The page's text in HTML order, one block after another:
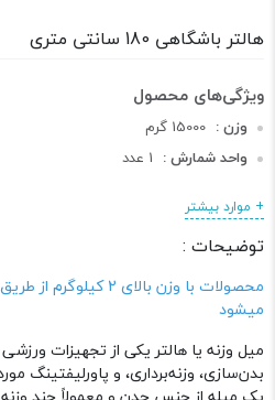
هالتر باشگاهی 180 سانتی متری
وزن : 15000 گرم
واحد شمارش : 1 عدد
عرض : 3 سانتی متر
ارتفاع : 3 سانتی متر
دسته : میله و هالتر
+ موارد بیشتر
توضیحات :
محصولات با وزن بالای 2
میشود
میل وزنه یا هالتر یکی از تجهیزات
بدن‌سازی، وزنه‌برداری، و پاورلیفتینگ